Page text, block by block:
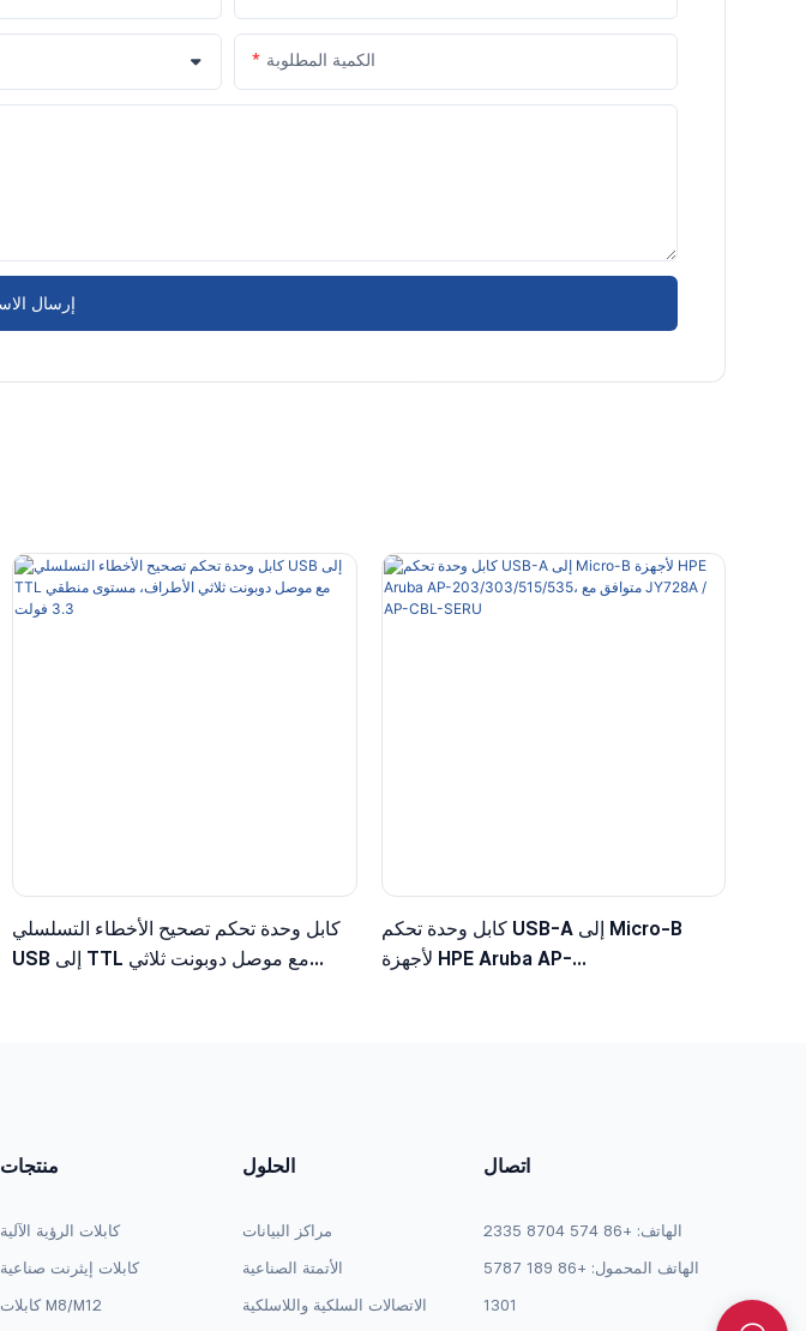
الكمية المطلوبة
إرسال
كابل وحدة تحكم تصحيح الأخطاء التسلسلي
USB إلى TTL مع موصل دوبونت ثلاثي
كابل وحدة تحكم USB-A إلى Micro-B
لأجهزة HPE Aruba AP-
منتجات
كابلات الرؤية الآلية
كابلات إيثرنت صناعية
كابلات M8/M12
الحلول
مراكز البيانات
الأتمتة الصناعية
الاتصالات السلكية واللاسلكية
اتصال
الهاتف: +86 574 8704 2335
الهاتف المحمول: +86 189 5787
1301